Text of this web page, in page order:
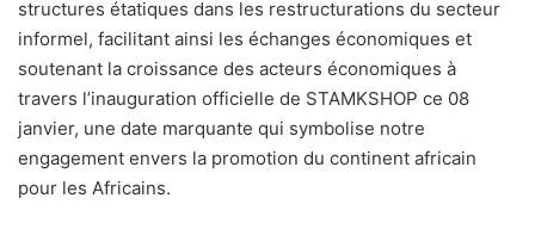
structures étatiques dans les restructurations du secteur
informel, facilitant ainsi les échanges économiques et
soutenant la croissance des acteurs économiques à
travers l’inauguration officielle de STAMKSHOP ce 08
janvier, une date marquante qui symbolise notre
engagement envers la promotion du continent africain
pour les Africains.